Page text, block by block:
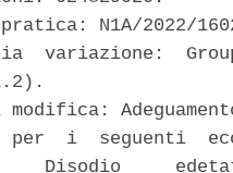
N1A/2022/
variazione:
modifica:
per  i  seguenti
Disodio